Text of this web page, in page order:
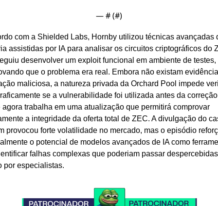
— # (#)
com a Shielded Labs, Hornby utilizou técnicas avançadas
assistidas por IA para analisar os circuitos criptográficos do
desenvolver um exploit funcional em ambiente de testes,
que o problema era real. Embora não existam
maliciosa, a natureza privada da Orchard Pool impede
se a vulnerabilidade foi utilizada antes da
agora trabalha em uma atualização que permitirá comprovar
a integridade da oferta total de ZEC. A divulgação do
provocou forte volatilidade no mercado, mas o episódio
o potencial de modelos avançados de IA como
falhas complexas que poderiam passar
por especialistas.